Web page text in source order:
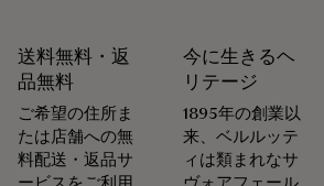
送料無料・返
品無料
ご希望の住所ま
たは店舗への無
料配送・返品サ
今に生きるヘ
リテージ
1895年の創業以
来、ベルルッテ
ィは類まれなサ